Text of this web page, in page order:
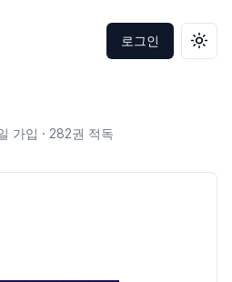
로그인 테마
가입 · 282권 적독